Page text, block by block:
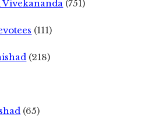
Vivekananda (751)
(111)
(218)
(65)